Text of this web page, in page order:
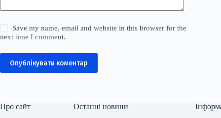
Save my name, email and website in this browser for the
next time I comment.
Опублікувати коментар
Про сайт Останні новини